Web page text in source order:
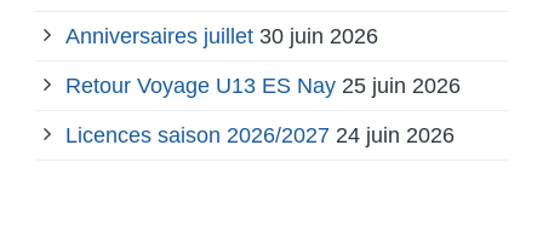
Anniversaires juillet 30 juin 2026
Retour Voyage U13 ES Nay 25 juin 2026
Licences saison 2026/2027 24 juin 2026